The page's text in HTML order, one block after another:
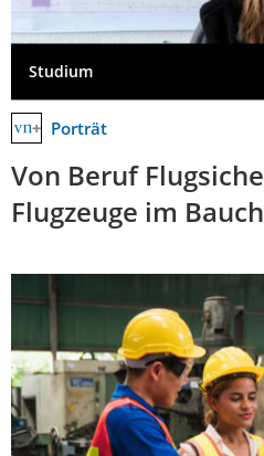
Studium
Porträt
Von Beruf
Flugzeuge im Bauch